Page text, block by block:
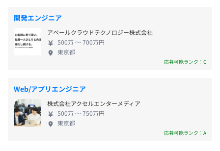
エンジニア専用の評価制度があります。
エンジニアとしてのスキルアップが昇給・昇格に反映され
る制度で、
一定の等級となった方は、ご自身の希望されるキャリアに
・子の看護等休暇（小学3年生修了まで※年2日まで有
給）
・介護休暇
・通勤手当（交通費全額支給）
・時間外手当（一般職）
ること。また、サービスとしては、コンタクトセン
ター業務、事務業務、システム（開発から24/365運
用まで）を組み合わせた提案が可能であり、単体で
提供する企業ではできないサービス提供が可能なこ
とです。 また、金融-行政-ヘルスケアをつなぐサービ
しのよさ 各金融機関との固い信頼関係とオープンな
企業風土、「超」がつくほどの安定企業でありなが
ら、ベンチャー気質を兼ね備えていることが当社の
強みです。 ひとりひとりの社員がどんどん新しいア
開発エンジニア
アベールクラウドテクノロジー株式会社
500万 〜 700万円
東京都
応募可能ランク：C
Web/アプリエンジニア
株式会社アクセルエンターメディア
500万 〜 750万円
東京都
応募可能ランク：A